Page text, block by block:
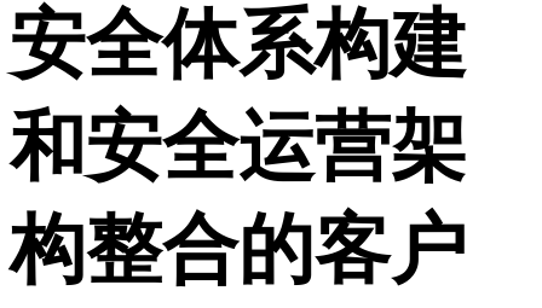
安全体系构建
和安全运营架
构整合的客户